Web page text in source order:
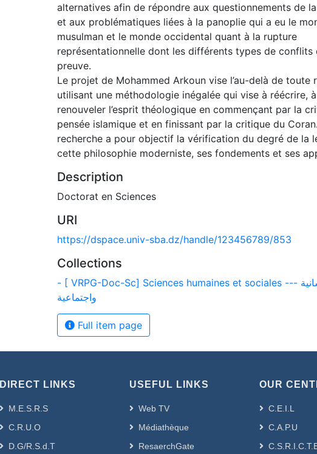
alternatives afin de répondre aux questionnements de
et aux problématiques liées à la panoplie qui a eu le
musulman et le monde occidental quant à la rupture
représentationnelle dont les différents types de conflits
preuve.
Le projet de Mohammed Arkoun vise l’au-delà de toute
utilisant une méthodologie inégalée qui vise à réécrire,
renouveler l’esprit théologique en commençant par la
pensée islamique et en finissant par la critique du
recherche a pour objectif la vérification du degré de la
cette philosophie moderniste, ses fondements et ses
Description
Doctorat en Sciences
URI
https://dspace.univ-sba.dz/handle/123456789/853
Collections
- [ VRPG-Doc-Sc] Sciences humaines et sociales --- علوم إنسانية
واجتماعية
Full item page
DIRECT LINKS
M.E.S.R.S
C.R.U.O
D.G/R.S.d.T
USEFUL LINKS
Web TV
Médiathèque
ResaerchGate
OUR
C.E.I.L
C.A.P.U